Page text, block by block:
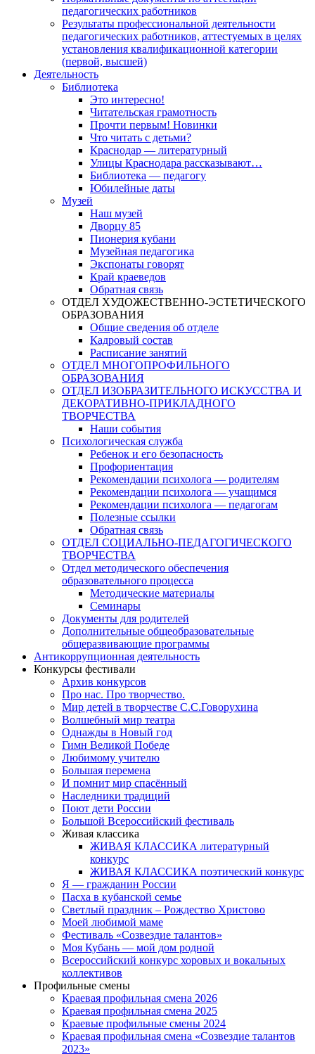
педагогических работников
Результаты профессиональной деятельности
педагогических работников, аттестуемых в целях
установления квалификационной категории
(первой, высшей)
Деятельность
Библиотека
Это интересно!
Читательская грамотность
Прочти первым! Новинки
Что читать с детьми?
Краснодар — литературный
Улицы Краснодара рассказывают…
Библиотека — педагогу
Юбилейные даты
Музей
Наш музей
Дворцу 85
Пионерия кубани
Музейная педагогика
Экспонаты говорят
Край краеведов
Обратная связь
ОТДЕЛ ХУДОЖЕСТВЕННО-ЭСТЕТИЧЕСКОГО
ОБРАЗОВАНИЯ
Общие сведения об отделе
Кадровый состав
Расписание занятий
ОТДЕЛ МНОГОПРОФИЛЬНОГО
ОБРАЗОВАНИЯ
ОТДЕЛ ИЗОБРАЗИТЕЛЬНОГО ИСКУССТВА И
ДЕКОРАТИВНО-ПРИКЛАДНОГО
ТВОРЧЕСТВА
Наши события
Психологическая служба
Ребенок и его безопасность
Профориентация
Рекомендации психолога — родителям
Рекомендации психолога — учащимся
Рекомендации психолога — педагогам
Полезные ссылки
Обратная связь
ОТДЕЛ СОЦИАЛЬНО-ПЕДАГОГИЧЕСКОГО
ТВОРЧЕСТВА
Отдел методического обеспечения
образовательного процесса
Методические материалы
Семинары
Документы для родителей
Дополнительные общеобразовательные
общеразвивающие программы
Антикоррупционная деятельность
Конкурсы фестивали
Архив конкурсов
Про нас. Про творчество.
Мир детей в творчестве С.С.Говорухина
Волшебный мир театра
Однажды в Новый год
Гимн Великой Победе
Любимому учителю
Большая перемена
И помнит мир спасённый
Наследники традиций
Поют дети России
Большой Всероссийский фестиваль
Живая классика
ЖИВАЯ КЛАССИКА литературный
конкурс
ЖИВАЯ КЛАССИКА поэтический конкурс
Я — гражданин России
Пасха в кубанской семье
Светлый праздник – Рождество Христово
Моей любимой маме
Фестиваль «Созвездие талантов»
Моя Кубань — мой дом родной
Всероссийский конкурс хоровых и вокальных
коллективов
Профильные смены
Краевая профильная смена 2026
Краевая профильная смена 2025
Краевые профильные смены 2024
Краевая профильная смена «Созвездие талантов
2023»